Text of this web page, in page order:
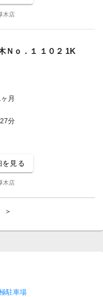
木店
Ｎｏ．１ １０２ 1K
月
分
を見る
木店
page
駐車場